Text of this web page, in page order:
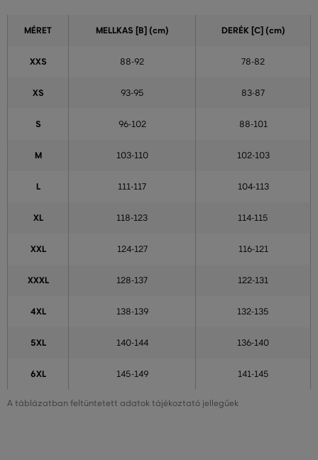
A táblázatban feltüntetett adatok tájékoztató jellegűek
MÉRET MELLKAS [B] (cm) DERÉK [C] (cm)
XXS 88-92 78-82
XS 93-95 83-87
S 96-102 88-101
M 103-110 102-103
L 111-117 104-113
XL 118-123 114-115
XXL 124-127 116-121
XXXL 128-137 122-131
4XL 138-139 132-135
5XL 140-144 136-140
6XL 145-149 141-145